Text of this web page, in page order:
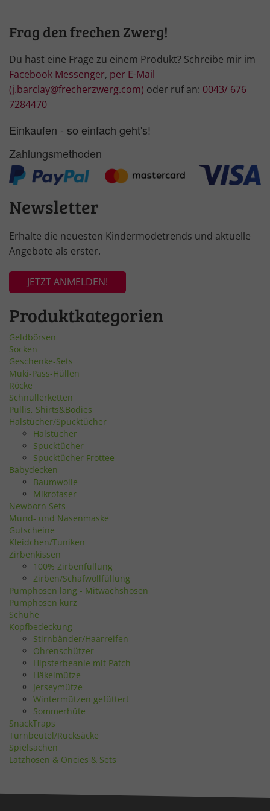
Frag den frechen Zwerg!
Du hast eine Frage zu einem Produkt? Schreibe mir im
Facebook Messenger, per E-Mail
(j.barclay@frecherzwerg.com) oder ruf an: 0043/ 676
7284470
Einkaufen - so einfach geht's!
Zahlungsmethoden
Newsletter
Erhalte die neuesten Kindermodetrends und aktuelle
Angebote als erster.
JETZT ANMELDEN!
Produktkategorien
Geldbörsen
Socken
Geschenke-Sets
Muki-Pass-Hüllen
Röcke
Schnullerketten
Pullis, Shirts&Bodies
Halstücher/Spucktücher
Halstücher
Spucktücher
Spucktücher Frottee
Babydecken
Baumwolle
Mikrofaser
Newborn Sets
Mund- und Nasenmaske
Gutscheine
Kleidchen/Tuniken
Zirbenkissen
100% Zirbenfüllung
Zirben/Schafwollfüllung
Pumphosen lang - Mitwachshosen
Pumphosen kurz
Schuhe
Kopfbedeckung
Stirnbänder/Haarreifen
Ohrenschützer
Hipsterbeanie mit Patch
Häkelmütze
Jerseymütze
Wintermützen gefüttert
Sommerhüte
SnackTraps
Turnbeutel/Rucksäcke
Spielsachen
Latzhosen & Oncies & Sets